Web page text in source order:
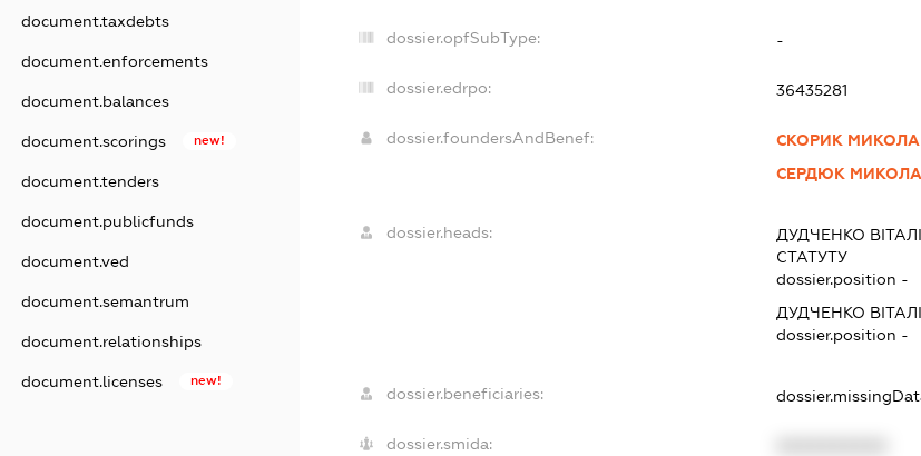
document.taxdebts
document.enforcements
document.balances
document.scorings new!
document.tenders
document.publicfunds
document.ved
document.semantrum
document.relationships
document.licenses new!
dossier.opfSubType: -
dossier.edrpo: 36435281
dossier.foundersAndBenef:
СКОРИК
СЕРДЮК
dossier.heads: ДУДЧЕНКО
СТАТУТУ
dossier.position -
ДУДЧЕНКО
dossier.position -
dossier.beneficiaries:
dossier.smida: